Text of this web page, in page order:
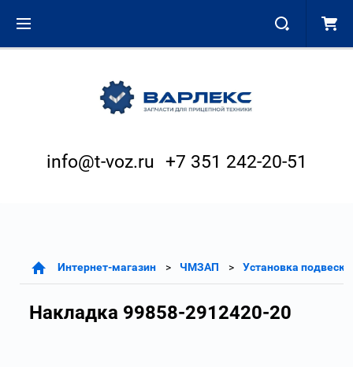
info@t-voz.ru +7 351 242-20-51
Интернет-магазин ЧМЗАП Установка
Накладка 99858-2912420-20